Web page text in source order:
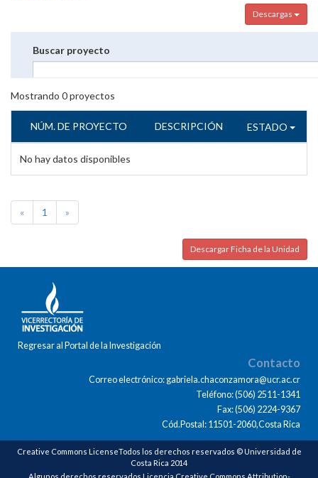
Descargas
Buscar proyecto
Mostrando 0proyectos
NÚM. DE PROYECTO DESCRIPCIÓN ESTADO
No hay datos disponibles
« 1 »
Descargar Ficha de la Unidad
Regresar al Portal de la Investigación
Contacto
Correo electrónico: gabriela.chaconzamora@ucr.ac.cr
Teléfono: (506) 2511-1341
Fax: (506) 2224-9367
Cód.Postal: 11501-2060,Costa Rica
Creative Commons LicenseTodos los derechos reservados © Universidad de
Costa Rica 2014